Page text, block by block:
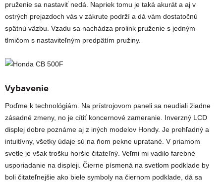
pruženie sa nastaviť nedá. Napriek tomu je taká akurát a aj v
ostrých prejazdoch vás v zákrute podrží a dá vám dostatočnú
spätnú väzbu. Vzadu sa nachádza prolink pruženie s jedným
tlmičom s nastaviteľným predpätím pružiny.
Vybavenie
Poďme k technológiám. Na prístrojovom paneli sa neudiali žiadne
zásadné zmeny, no je cítiť koncernové zameranie. Inverzný LCD
displej dobre poznáme aj z iných modelov Hondy. Je prehľadný a
intuitívny, všetky údaje sú na ňom pekne upratané. V priamom
svetle je však trošku horšie čitateľný. Veľmi mi vadilo farebné
usporiadanie na displeji. Čierne písmená na svetlom podklade by
boli čitateľnejšie ako biele symboly na čiernom podklade, dá sa